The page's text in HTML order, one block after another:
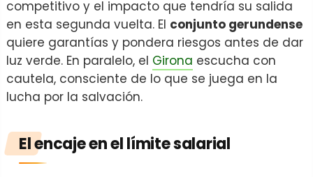
competitivo y el impacto que tendría su salida
en esta segunda vuelta. El conjunto gerundense
quiere garantías y pondera riesgos antes de dar
luz verde. En paralelo, el Girona escucha con
cautela, consciente de lo que se juega en la
lucha por la salvación.
El encaje en el límite salarial